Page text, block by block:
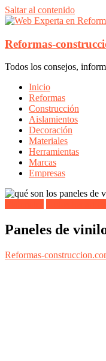
Saltar al contenido
Reformas-
Todos los consejos,
Inicio
Reformas
Construcción
Aislamientos
Decoración
Materiales
Herramientas
Marcas
Empresas
Paneles de
Reformas-